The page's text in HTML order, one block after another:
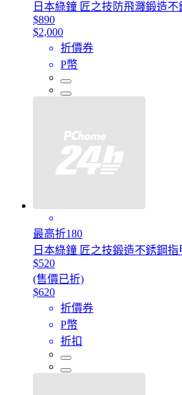
日本綠鐘 匠之技防飛濺鍛造不
$890
$2,000
折價券
P幣
最高折180
日本綠鐘 匠之技鍛造不銹鋼指
$520
(售價已折)
$620
折價券
P幣
折扣